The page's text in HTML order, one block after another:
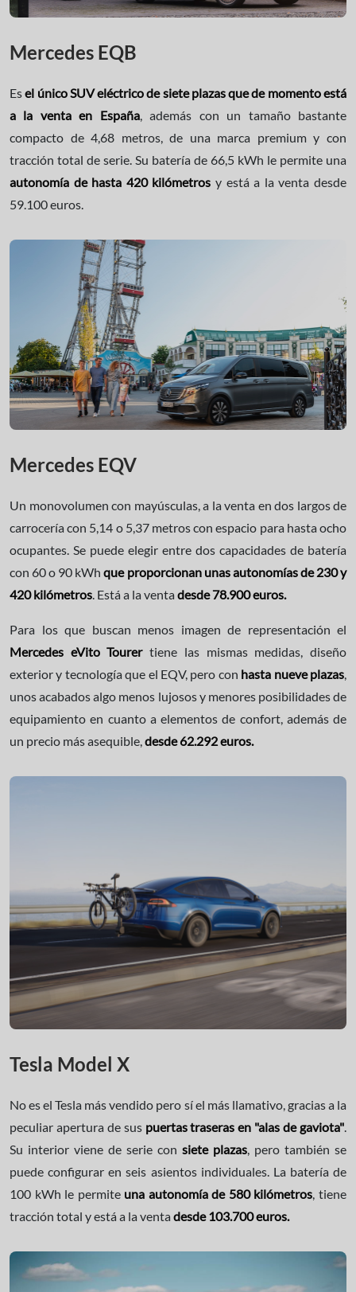
Mercedes EQB
Esel único SUV eléctrico de siete plazas que de momento está
a la venta en España, además con un tamaño bastante
compacto de 4,68 metros, de una marca premium y con
tracción total de serie. Su batería de 66,5 kWh le permite una
autonomía de hasta 420 kilómetros y está a la venta desde
59.100 euros.
Mercedes EQV
Un monovolumen con mayúsculas, a la venta en dos largos de
carrocería con 5,14 o 5,37 metros con espacio para hasta ocho
ocupantes. Se puede elegir entre dos capacidades de batería
con 60 o 90 kWhque proporcionan unas autonomías de 230 y
420 kilómetros . Está a la venta desde 78.900 euros.
Para los que buscan menos imagen de representación el
Mercedes eVito Tourertiene las mismas medidas, diseño
exterior y tecnología que el EQV, pero con hasta nueve plazas
unos acabados algo menos lujosos y menores posibilidades de
equipamiento en cuanto a elementos de confort, además de
un precio más asequible, desde 62.292 euros.
Tesla Model X
No es el Tesla más vendido pero sí el más llamativo, gracias a la
peculiar apertura de sus puertas traseras en "alas de gaviota".
Su interior viene de serie con siete plazas, pero también se
puede configurar en seis asientos individuales. La batería de
100 kWh le permite una autonomía de 580 kilómetros, tiene
tracción total y está a la venta desde 103.700 euros.